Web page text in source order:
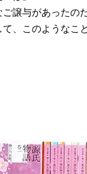
譲与があったのだ
、このようなこ